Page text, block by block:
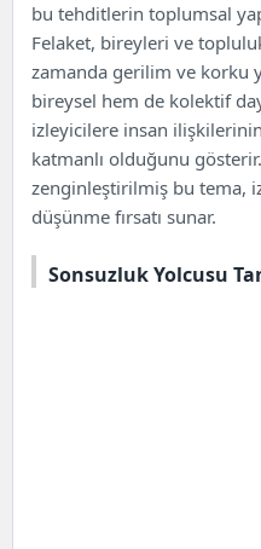
bu tehditlerin toplumsal
Felaket, bireyleri ve
zamanda gerilim ve korku
bireysel hem de kolektif
izleyicilere insan
katmanlı olduğunu
zenginleştirilmiş bu tema,
düşünme fırsatı sunar.
Sonsuzluk Yolcusu